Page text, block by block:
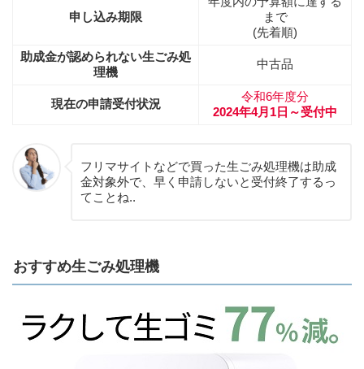
申し込み期限
まで
(先着順)
助成金が認められない生ごみ処
理機
中古品
現在の申請受付状況
令和6年度分
2024年4月1日～受付中
フリマサイトなどで買った生ごみ処理機は助成
金対象外で、早く申請しないと受付終了するっ
てことね..
おすすめ生ごみ処理機